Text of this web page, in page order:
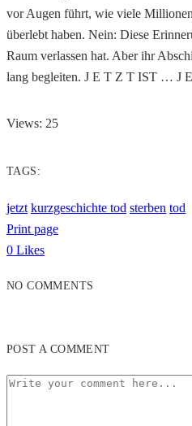
vor Augen führt, wie viele
überlebt haben. Nein: Diese
Raum verlassen hat. Aber ihr
lang begleiten. J E T Z T IST … J
Views: 25
TAGS:
jetzt kurzgeschichte tod sterben tod
Print page
0 Likes
NO COMMENTS
POST A COMMENT